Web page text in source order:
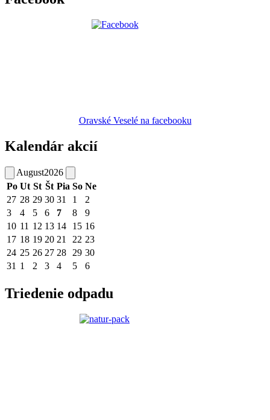
Oravské Veselé na facebooku
Kalendár akcií
August2026
Po Ut St Št Pia So Ne
27 28 29 30 31 1
2
3
4 5 6 7 8
9
10 11 12 13 14 15 16
17 18 19 20 21 22 23
24 25 26 27 28 29 30
31 1 2 3 4 5 6
Triedenie odpadu